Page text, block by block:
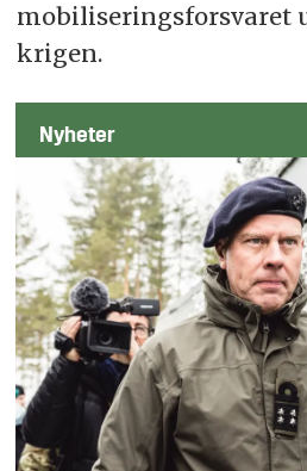
mobiliseringsforsvaret
krigen.
Nyheter